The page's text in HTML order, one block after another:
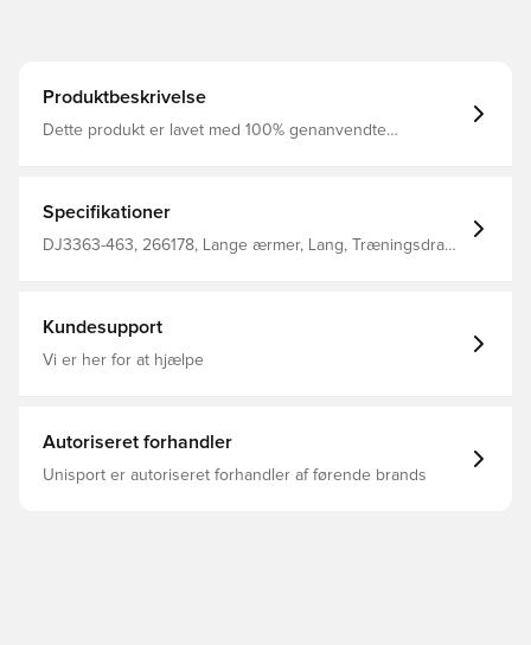
Produktbeskrivelse
Dette produkt er lavet med 100% genanvendte
mulighed for sikker opbevaring af personlige ejendele
Specifikationer
DJ3363-463, 266178, Lange ærmer, Lang, Træningsdragt,
Kundesupport
Vi er her for at hjælpe
Autoriseret forhandler
Unisport er autoriseret forhandler af førende brands